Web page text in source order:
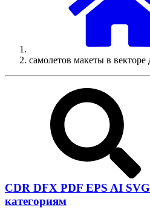
самолетов макеты в векторе
CDR DFX PDF EPS AI SVG
категориям